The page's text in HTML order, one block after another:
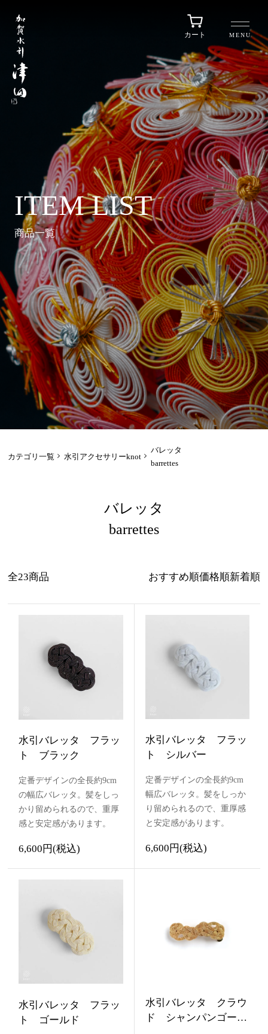
MENU
カート
ITEM LIST
商品一覧
カテゴリ一覧 水引アクセサリーknot
バレッタ
barrettes
バレッタ
barrettes
全23商品 おすすめ順価格順新着順
水引バレッタ フラッ
ト ブラック
定番デザインの全長約9cm
の幅広バレッタ。髪をしっ
かり留められるので、重厚
感と安定感があります。
6,600円(税込)
水引バレッタ フラッ
ト シルバー
定番デザインの全長約9cm
幅広バレッタ。髪をしっか
り留められるので、重厚感
と安定感があります。
6,600円(税込)
水引バレッタ フラッ
ト ゴールド
水引バレッタ クラウ
ド シャンパンゴール